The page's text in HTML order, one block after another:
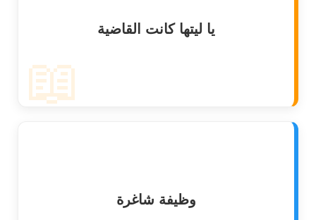
يا ليتها كانت القاضية
📖
وظيفة شاغرة